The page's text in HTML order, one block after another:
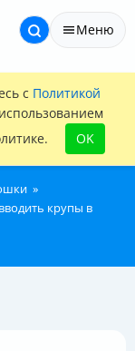
Меню
с Политикой
OK
крупы в